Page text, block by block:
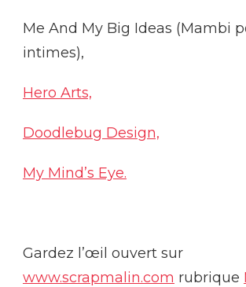
Me And My Big Ideas (Mambi
intimes),
Hero Arts,
Doodlebug Design,
My Mind’s Eye.
Gardez l’œil ouvert sur
www.scrapmalin.com rubrique